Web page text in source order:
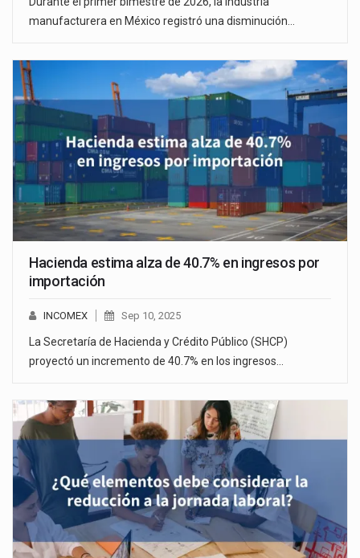
manufacturera en México registró una disminución…
Hacienda estima alza de 40.7% en ingresos por
importación
INCOMEX Sep 10, 2025
La Secretaría de Hacienda y Crédito Público (SHCP)
proyectó un incremento de 40.7% en los ingresos…